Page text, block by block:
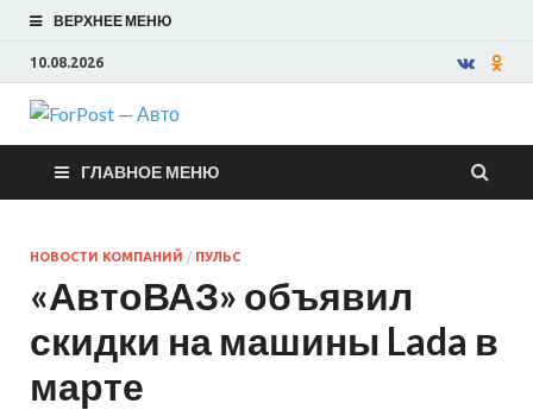
ВЕРХНЕЕ МЕНЮ
10.08.2026
ForPost —
Авто
ГЛАВНОЕ МЕНЮ
НОВОСТИ КОМПАНИЙ / ПУЛЬС
«АвтоВАЗ» объявил
скидки на машины Lada в
марте